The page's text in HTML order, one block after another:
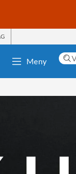
Meny